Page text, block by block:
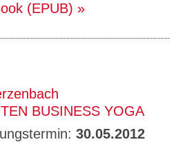
(EPUB)
BUSINESS YOGA
30.05.2012